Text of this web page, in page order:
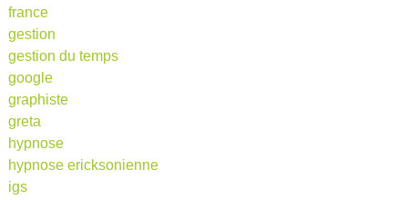
france
gestion
gestion du temps
google
graphiste
greta
hypnose
hypnose ericksonienne
igs